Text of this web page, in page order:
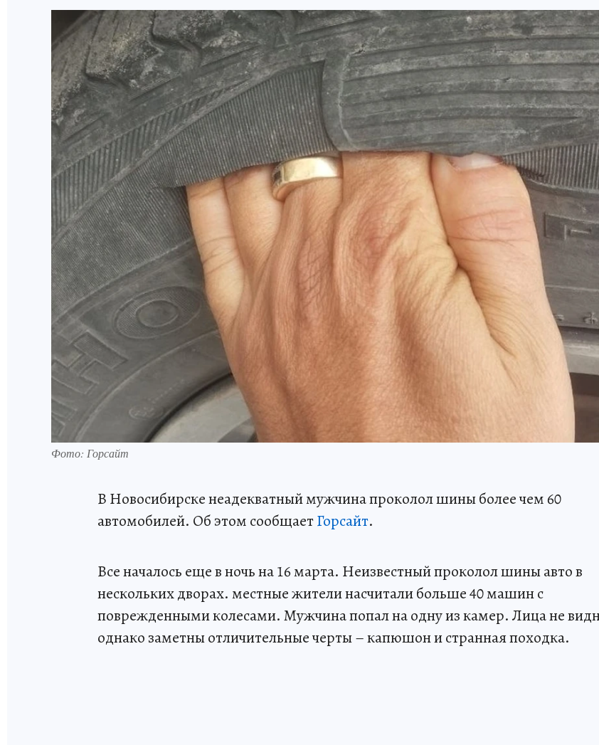
Фото: Горсайт
В Новосибирске неадекватный мужчина проколол шины более чем 60
автомобилей. Об этом сообщаетГорсайт.
Все началось еще в ночь на 16 марта. Неизвестный проколол шины авто в
нескольких дворах. местные жители насчитали больше 40 машин с
поврежденными колесами. Мужчина попал на одну из камер. Лица не
однако заметны отличительные черты – капюшон и странная походка.